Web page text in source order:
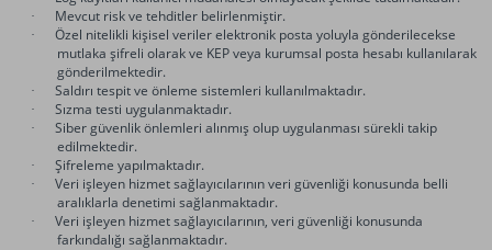
· Mevcut risk ve tehditler belirlenmiştir.
·
Özel nitelikli kişisel veriler elektronik posta yoluyla gönderilecekse
mutlaka şifreli olarak ve KEP veya kurumsal posta hesabı kullanılarak
gönderilmektedir.
· Saldırı tespit ve önleme sistemleri kullanılmaktadır.
· Sızma testi uygulanmaktadır.
·
Siber güvenlik önlemleri alınmış olup uygulanması sürekli takip
edilmektedir.
· Şifreleme yapılmaktadır.
·
Veri işleyen hizmet sağlayıcılarının veri güvenliği konusunda belli
aralıklarla denetimi sağlanmaktadır.
·
Veri işleyen hizmet sağlayıcılarının, veri güvenliği konusunda
farkındalığı sağlanmaktadır.